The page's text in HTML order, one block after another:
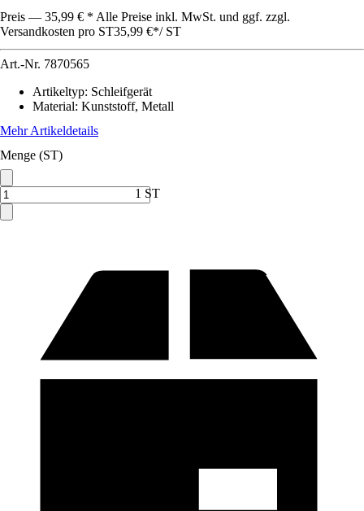
Preis — 35,99 € * Alle Preise inkl. MwSt. und ggf. zzgl.
Versandkosten pro ST35,99 €*/ ST
Art.-Nr. 7870565
Artikeltyp: Schleifgerät
Material: Kunststoff, Metall
Mehr Artikeldetails
Menge (ST)
1 ST